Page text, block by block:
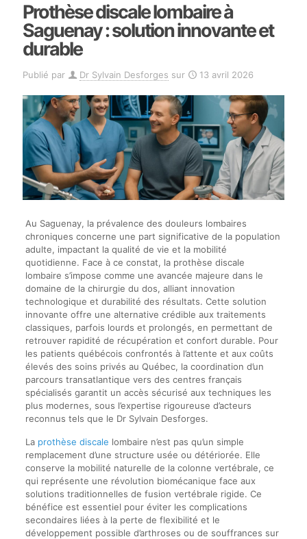
Prothèse discale lombaire à
Saguenay : solution innovante et
durable
Publié par Dr Sylvain Desforges sur 13 avril 2026
Au Saguenay, la prévalence des douleurs lombaires
chroniques concerne une part significative de la population
adulte, impactant la qualité de vie et la mobilité
quotidienne. Face à ce constat, la prothèse discale
lombaire s’impose comme une avancée majeure dans le
domaine de la chirurgie du dos, alliant innovation
technologique et durabilité des résultats. Cette solution
innovante offre une alternative crédible aux traitements
classiques, parfois lourds et prolongés, en permettant de
retrouver rapidité de récupération et confort durable. Pour
les patients québécois confrontés à l’attente et aux coûts
élevés des soins privés au Québec, la coordination d’un
parcours transatlantique vers des centres français
spécialisés garantit un accès sécurisé aux techniques les
plus modernes, sous l’expertise rigoureuse d’acteurs
reconnus tels que le Dr Sylvain Desforges.
La prothèse discale lombaire n’est pas qu’un simple
remplacement d’une structure usée ou détériorée. Elle
conserve la mobilité naturelle de la colonne vertébrale, ce
qui représente une révolution biomécanique face aux
solutions traditionnelles de fusion vertébrale rigide. Ce
bénéfice est essentiel pour éviter les complications
secondaires liées à la perte de flexibilité et le
développement possible d’arthroses ou de souffrances sur